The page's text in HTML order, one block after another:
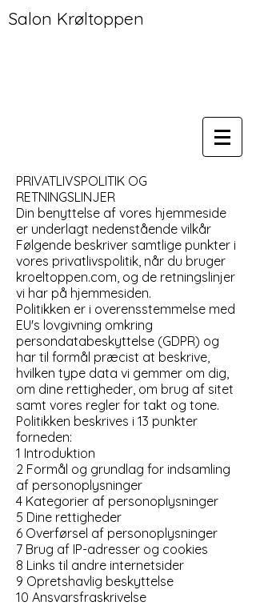
Salon Krøltoppen
PRIVATLIVSPOLITIK OG
RETNINGSLINJER
Din benyttelse af vores hjemmeside
er underlagt nedenstående vilkår
Følgende beskriver samtlige punkter i
vores privatlivspolitik, når du bruger
kroeltoppen.com, og de retningslinjer
vi har på hjemmesiden.
Politikken er i overensstemmelse med
EU's lovgivning omkring
persondatabeskyttelse (GDPR) og
har til formål præcist at beskrive,
hvilken type data vi gemmer om dig,
om dine rettigheder, om brug af sitet
samt vores regler for takt og tone.
Politikken beskrives i 13 punkter
forneden:
1 Introduktion
2 Formål og grundlag for indsamling
af personoplysninger
4 Kategorier af personoplysninger
5 Dine rettigheder
6 Overførsel af personoplysninger
7 Brug af IP-adresser og cookies
8 Links til andre internetsider
9 Opretshavlig beskyttelse
10 Ansvarsfraskrivelse